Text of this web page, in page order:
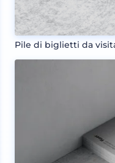
Pile di biglietti da